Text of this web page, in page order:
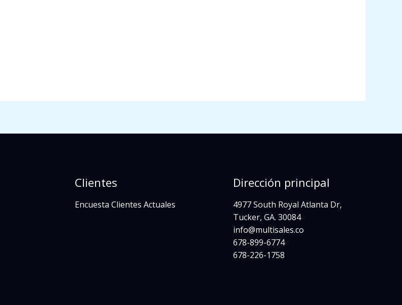
Clientes
Encuesta Clientes Actuales
Dirección principal
4977 South Royal Atlanta Dr,
Tucker, GA. 30084
info@multisales.co​
678-899-6774
678-226-1758